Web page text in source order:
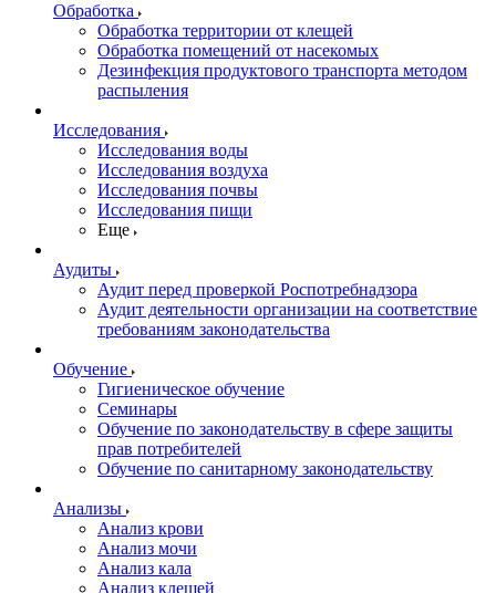
Обработка
Обработка территории от клещей
Обработка помещений от насекомых
Дезинфекция продуктового транспорта методом
распыления
Исследования
Исследования воды
Исследования воздуха
Исследования почвы
Исследования пищи
Еще
Аудиты
Аудит перед проверкой Роспотребнадзора
Аудит деятельности организации на соответствие
требованиям законодательства
Обучение
Гигиеническое обучение
Семинары
Обучение по законодательству в сфере защиты
прав потребителей
Обучение по санитарному законодательству
Анализы
Анализ крови
Анализ мочи
Анализ кала
Анализ клещей